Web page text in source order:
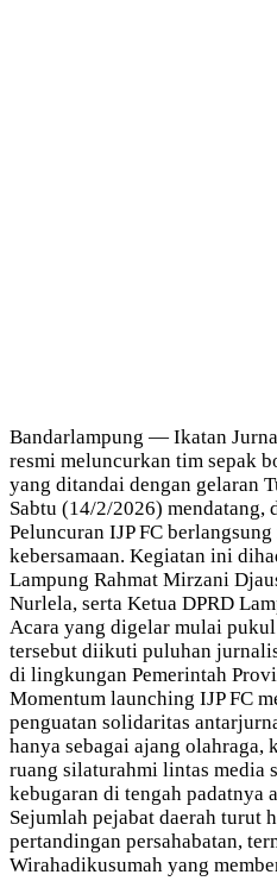
Bandarlampung — Ikatan
resmi meluncurkan tim sepak
yang ditandai dengan gelaran
Sabtu (14/2/2026) mendatang,
Peluncuran IJP FC
kebersamaan. Kegiatan ini
Lampung Rahmat Mirzani
Nurlela, serta Ketua DPRD
Acara yang digelar mulai
tersebut diikuti puluhan
di lingkungan Pemerintah
Momentum launching IJP FC
penguatan solidaritas
hanya sebagai ajang
ruang silaturahmi lintas media
kebugaran di tengah
Sejumlah pejabat daerah turut
pertandingan persahabatan,
Wirahadikusumah yang